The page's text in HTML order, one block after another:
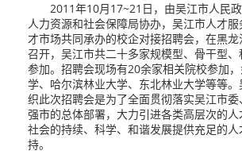
2011年10月17~21日，由吴江市人民政
人力资源和社会保障局协办，吴江市人才
才市场共同承办的校企对接招聘会，在黑
召开，吴江市共二十多家规模型、骨干型
参加。招聘会现场有20余家相关院校参加
学、哈尔滨林业大学、东北林业大学等等
织此次招聘会是为了全面贯彻落实吴江市
强市的总体部署，大力引进各类高层次的
社会的持续、科学、和谐发展提供充足的
持。